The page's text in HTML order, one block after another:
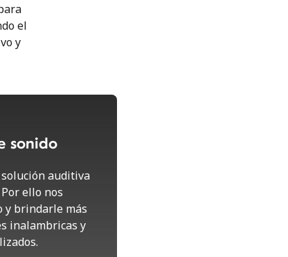
el
y
sonido
solución auditiva
ello nos
y brindarle más
inalambricas y